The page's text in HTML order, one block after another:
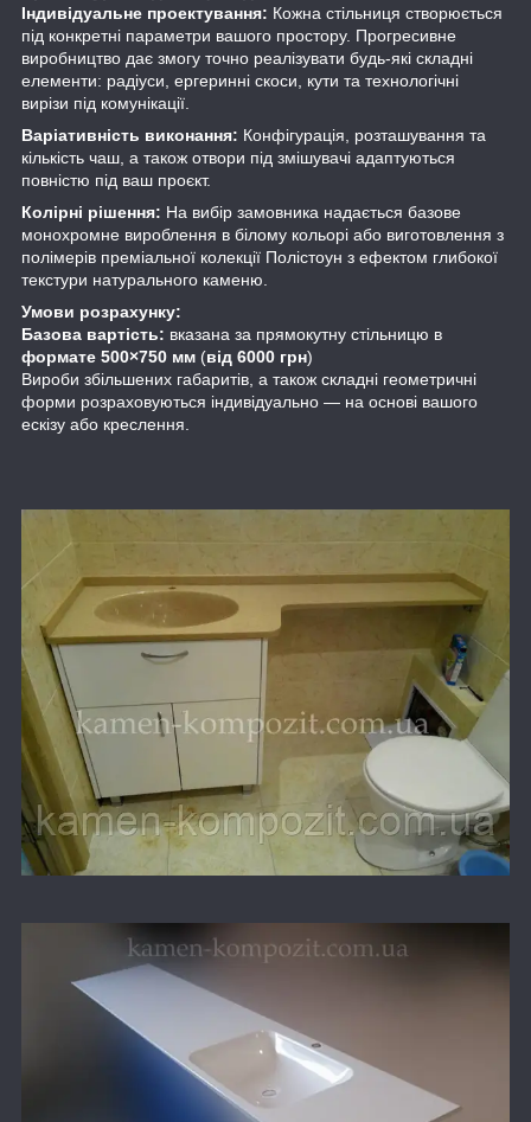
Індивідуальне проектування: Кожна стільниця створюється
під конкретні параметри вашого простору. Прогресивне
виробництво дає змогу точно реалізувати будь-які складні
елементи: радіуси, ергеринні скоси, кути та технологічні
вирізи під комунікації.
Варіативність виконання: Конфігурація, розташування та
кількість чаш, а також отвори під змішувачі адаптуються
повністю під ваш проєкт.
Колірні рішення: На вибір замовника надається базове
монохромне вироблення в білому кольорі або виготовлення з
полімерів преміальної колекції Полістоун з ефектом глибокої
текстури натурального каменю.
Умови розрахунку:
Базова вартість: вказана за прямокутну стільницю в
формате 500×750 мм (від 6000 грн)
Вироби збільшених габаритів, а також складні геометричні
форми розраховуються індивідуально — на основі вашого
ескізу або креслення.